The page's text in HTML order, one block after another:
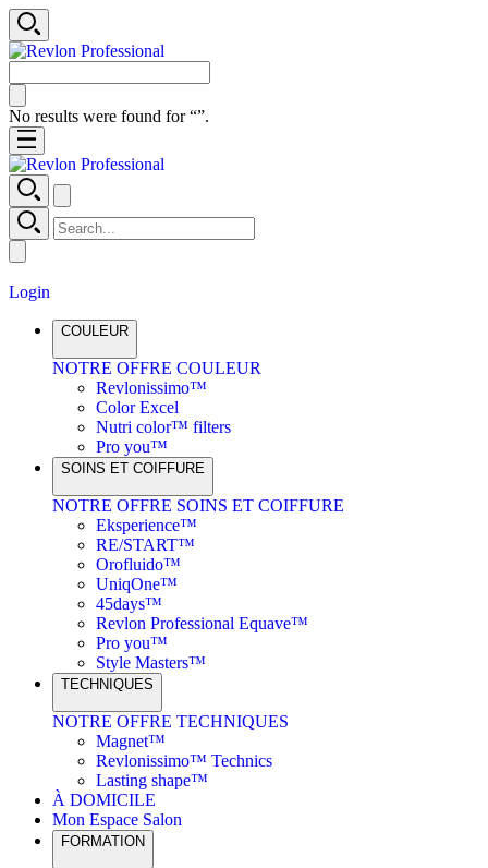
No results were found for “”.
Login
COULEUR
NOTRE OFFRE COULEUR
Revlonissimo™
Color Excel
Nutri color™ filters
Pro you™
SOINS ET COIFFURE
NOTRE OFFRE SOINS ET COIFFURE
Eksperience™
RE/START™
Orofluido™
UniqOne™
45days™
Revlon Professional Equave™
Pro you™
Style Masters™
TECHNIQUES
NOTRE OFFRE TECHNIQUES
Magnet™
Revlonissimo™ Technics
Lasting shape™
À DOMICILE
Mon Espace Salon
FORMATION